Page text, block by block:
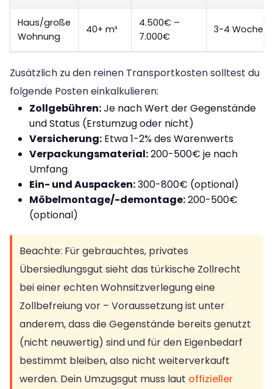
Haus/große
Wohnung
40+ m³
4.500€ –
7.000€
3-4 Wochen
Zusätzlich zu den reinen Transportkosten solltest du
folgende Posten einkalkulieren:
Zollgebühren:Je nach Wert der Gegenstände
und Status (Erstumzug oder nicht)
Versicherung: Etwa 1-2% des Warenwerts
Verpackungsmaterial:200-500€ je nach
Umfang
Ein- und Auspacken:300-800€ (optional)
Möbelmontage/-demontage:200-500€
(optional)
Beachte: Für gebrauchtes, privates
Übersiedlungsgut sieht das türkische Zollrecht
bei einer echten Wohnsitzverlegung eine
Zollbefreiung vor – Voraussetzung ist unter
anderem, dass die Gegenstände bereits genutzt
(nicht neuwertig) sind und für den Eigenbedarf
bestimmt bleiben, also nicht weiterverkauft
werden. Dein Umzugsgut muss laut offizieller